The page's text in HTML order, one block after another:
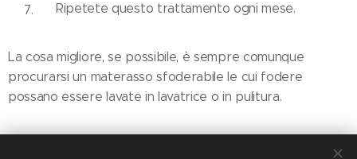
Ripetete questo trattamento ogni mese.
La cosa migliore, se possibile, è sempre comunque
procurarsi un materasso sfoderabile le cui fodere
possano essere lavate in lavatrice o in pulitura.